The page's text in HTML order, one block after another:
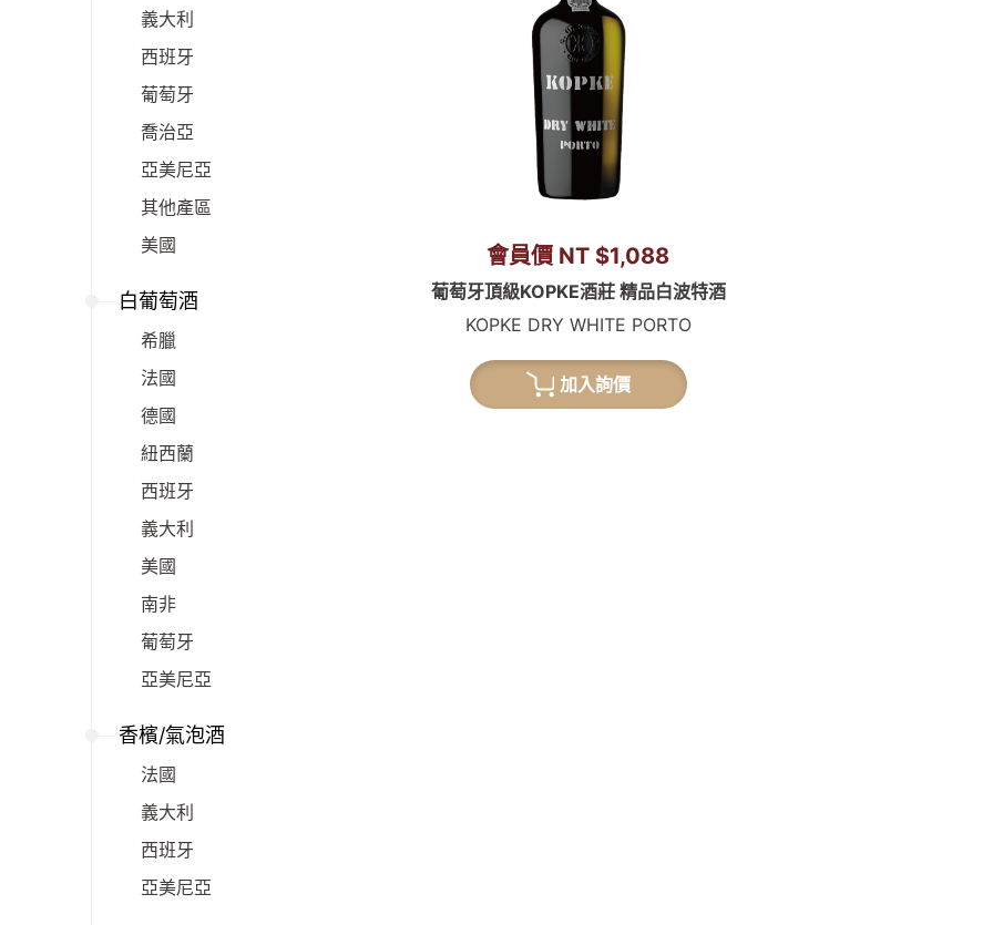
義大利
西班牙
葡萄牙
喬治亞
亞美尼亞
其他產區
美國
白葡萄酒
希臘
法國
德國
紐西蘭
西班牙
義大利
美國
南非
葡萄牙
亞美尼亞
香檳/氣泡酒
法國
義大利
西班牙
亞美尼亞
會員價 NT $1,088
葡萄牙頂級KOPKE酒莊 精品白波特酒
KOPKE DRY WHITE PORTO
加入詢價